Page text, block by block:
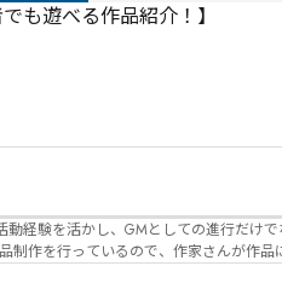
も遊べる作品紹介！】